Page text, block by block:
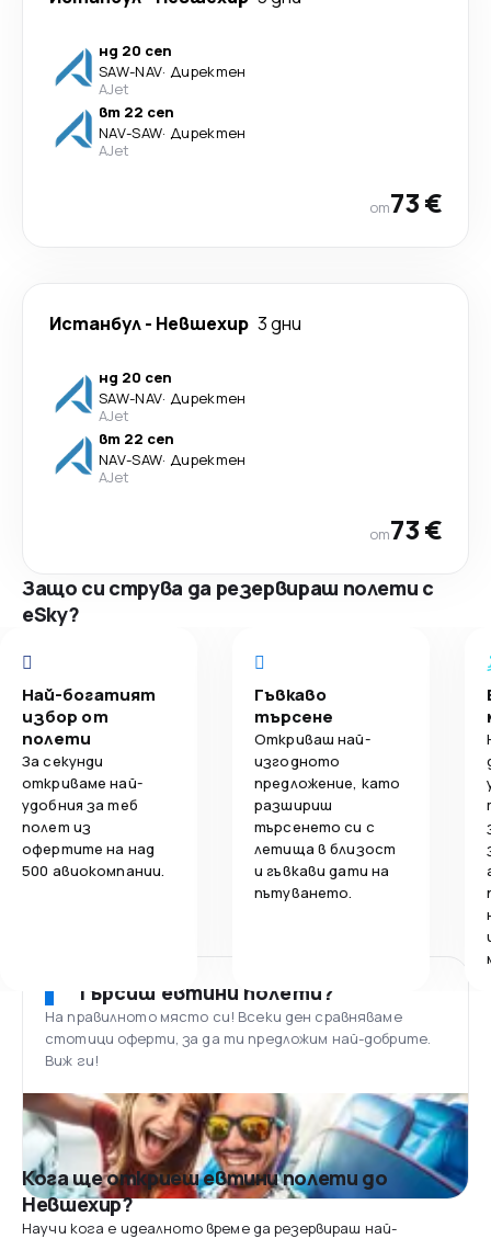
нд 20 сеп
SAW-NAV· Директен
AJet
вт 22 сеп
NAV-SAW· Директен
AJet
от73 €
Истанбул- Невшехир 3 дни
нд 20 сеп
SAW-NAV· Директен
AJet
вт 22 сеп
NAV-SAW· Директен
AJet
от73 €
Защо си струва да резервираш полети с
eSky?
Най-богатият
избор от
полети
За секунди
откриваме най-
удобния за теб
полет из
офертите на над
500 авиокомпании.
Гъвкаво
търсене
Откриваш най-
изгодното
предложение, като
разшириш
търсенето си с
летища в близост
и гъвкави дати на
пътуването.
Търсиш евтини полети?
На правилното място си! Всеки ден сравняваме
стотици оферти, за да ти предложим най-добрите.
Виж ги!
Кога ще откриеш евтини полети до
Невшехир?
Научи кога е идеалното време да резервираш най-